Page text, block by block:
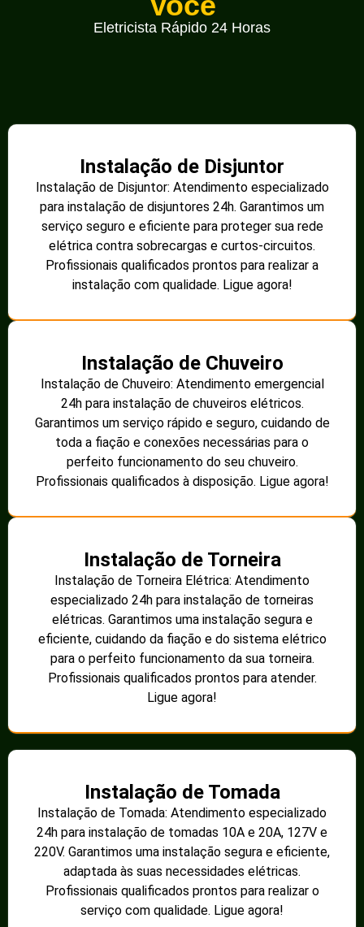
Eletricista Rápido 24 Horas
Instalação de Disjuntor
Instalação de Disjuntor: Atendimento especializado
para instalação de disjuntores 24h. Garantimos um
serviço seguro e eficiente para proteger sua rede
elétrica contra sobrecargas e curtos-circuitos.
Profissionais qualificados prontos para realizar a
instalação com qualidade. Ligue agora!
Instalação de Chuveiro
Instalação de Chuveiro: Atendimento emergencial
24h para instalação de chuveiros elétricos.
Garantimos um serviço rápido e seguro, cuidando de
toda a fiação e conexões necessárias para o
perfeito funcionamento do seu chuveiro.
Profissionais qualificados à disposição. Ligue agora!
Instalação de Torneira
Instalação de Torneira Elétrica: Atendimento
especializado 24h para instalação de torneiras
elétricas. Garantimos uma instalação segura e
eficiente, cuidando da fiação e do sistema elétrico
para o perfeito funcionamento da sua torneira.
Profissionais qualificados prontos para atender.
Ligue agora!
Instalação de Tomada
Instalação de Tomada: Atendimento especializado
24h para instalação de tomadas 10A e 20A, 127V e
220V. Garantimos uma instalação segura e eficiente,
adaptada às suas necessidades elétricas.
Profissionais qualificados prontos para realizar o
serviço com qualidade. Ligue agora!